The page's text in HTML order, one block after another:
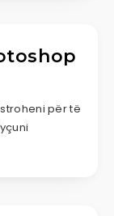
për të